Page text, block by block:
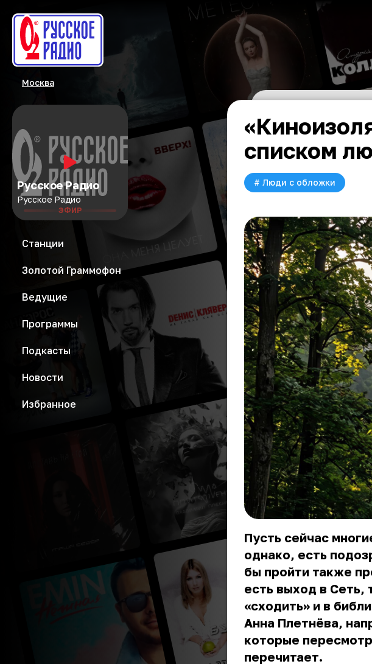
Москва
Русское Радио
Русское Радио
ЭФИР
Станции
Золотой Граммофон
Ведущие
Программы
Подкасты
Новости
Избранное
списком
# Люди с обложки
Пусть сейчас
однако, есть
бы пройти также
есть выход в Сеть,
«сходить» и в
Анна Плетнёва,
которые
перечитает.